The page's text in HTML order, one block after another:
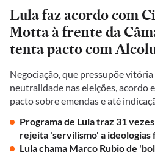
Lula faz acordo com
Motta à frente da
tenta pacto com
Negociação, que pressupõe
neutralidade nas eleições, acordo
pacto sobre emendas e até
Programa de Lula traz 31
rejeita 'servilismo' a ideologias
Lula chama Marco Rubio de